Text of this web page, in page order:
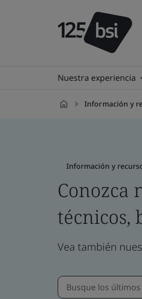
Nuestra experiencia
Información y
Información y
Conozca
técnicos,
Vea también